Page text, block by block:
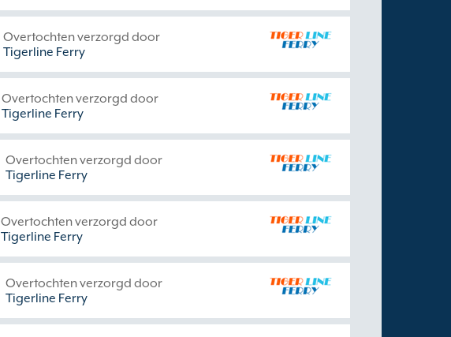
Overtochten verzorgd door
Tigerline Ferry
Overtochten verzorgd door
Tigerline Ferry
Overtochten verzorgd door
Tigerline Ferry
Overtochten verzorgd door
Tigerline Ferry
Overtochten verzorgd door
Tigerline Ferry